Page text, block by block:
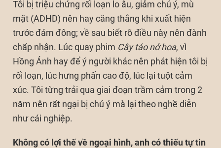
Tôi bị triệu chứng rối loạn lo âu, giảm chú ý, mù
mặt (ADHD) nên hay căng thẳng khi xuất hiện
trước đám đông; về sau biết rõ điều này nên đành
chấp nhận. Lúc quay phim Cây táo nở hoa, vì
Hồng Ánh hay để ý người khác nên phát hiện tôi bị
rối loạn, lúc hưng phấn cao độ, lúc lại tuột cảm
xúc. Tôi từng trải qua giai đoạn trầm cảm trong 2
năm nên rất ngại bị chú ý mà lại theo nghề diễn
như cái nghiệp.
Không có lợi thế về ngoại hình, anh có thiếu tự tin